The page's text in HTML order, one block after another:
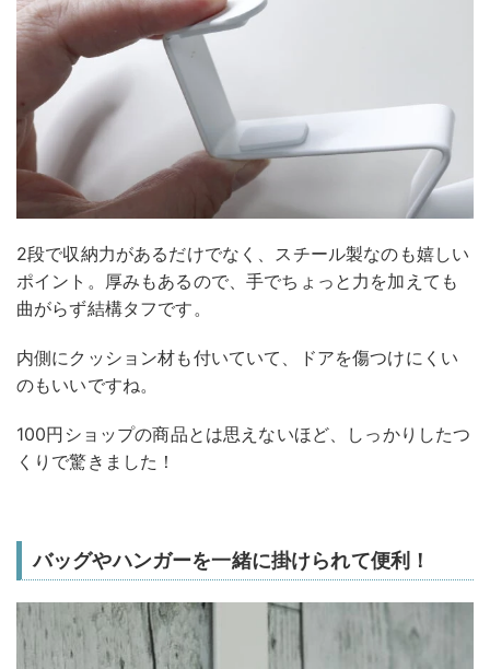
2段で収納力があるだけでなく、スチール製なのも嬉しい
ポイント。厚みもあるので、手でちょっと力を加えても
曲がらず結構タフです。
内側にクッション材も付いていて、ドアを傷つけにくい
のもいいですね。
100円ショップの商品とは思えないほど、しっかりしたつ
くりで驚きました！
バッグやハンガーを一緒に掛けられて便利！